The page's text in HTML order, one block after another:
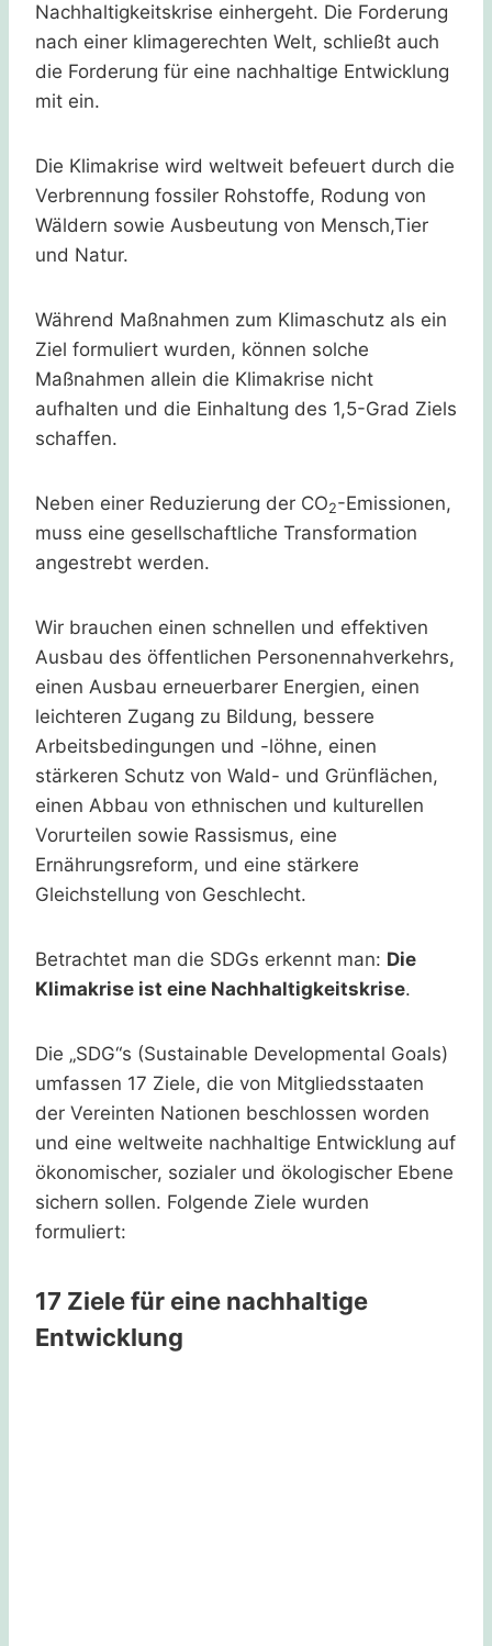
Nachhaltigkeitskrise einhergeht. Die Forderung
nach einer klimagerechten Welt, schließt auch
die Forderung für eine nachhaltige Entwicklung
mit ein.
Die Klimakrise wird weltweit befeuert durch die
Verbrennung fossiler Rohstoffe, Rodung von
Wäldern sowie Ausbeutung von Mensch,Tier
und Natur.
Während Maßnahmen zum Klimaschutz als ein
Ziel formuliert wurden, können solche
Maßnahmen allein die Klimakrise nicht
aufhalten und die Einhaltung des 1,5-Grad Ziels
schaffen.
Neben einer Reduzierung der CO2-Emissionen,
muss eine gesellschaftliche Transformation
angestrebt werden.
Wir brauchen einen schnellen und effektiven
Ausbau des öffentlichen Personennahverkehrs,
einen Ausbau erneuerbarer Energien, einen
leichteren Zugang zu Bildung, bessere
Arbeitsbedingungen und -löhne, einen
stärkeren Schutz von Wald- und Grünflächen,
einen Abbau von ethnischen und kulturellen
Vorurteilen sowie Rassismus, eine
Ernährungsreform, und eine stärkere
Gleichstellung von Geschlecht.
Betrachtet man die SDGs erkennt man: Die
Klimakrise ist eine Nachhaltigkeitskrise.
Die „SDG“s (Sustainable Developmental Goals)
umfassen 17 Ziele, die von Mitgliedsstaaten
der Vereinten Nationen beschlossen worden
und eine weltweite nachhaltige Entwicklung auf
ökonomischer, sozialer und ökologischer Ebene
sichern sollen. Folgende Ziele wurden
formuliert:
17 Ziele für eine nachhaltige
Entwicklung